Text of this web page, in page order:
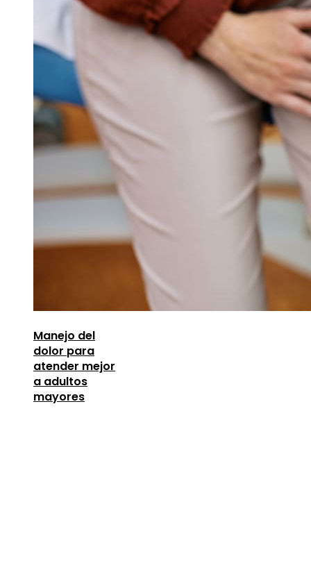
Manejo del
dolor para
atender mejor
a adultos
mayores